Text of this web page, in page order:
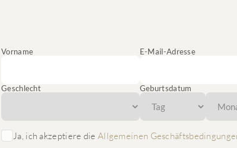
Vorname E-Mail-Adresse
Geschlecht Geburtsdatum
Ja, ich akzeptiere die Allgemeinen